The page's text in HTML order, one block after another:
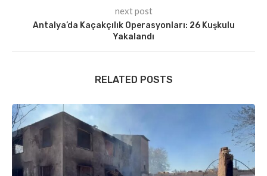
next post
Antalya’da Kaçakçılık Operasyonları: 26 Kuşkulu
Yakalandı
RELATED POSTS